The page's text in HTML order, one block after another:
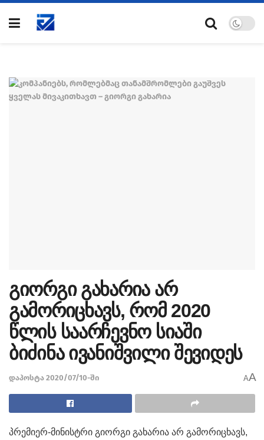
გიორგი გახარია არ
გამორიცხავს, რომ 2020
წლის საარჩევნო სიაში
ბიძინა ივანიშვილი შევიდეს
დაპოსტა 2020/07/10-ში AA
პრემიერ-მინისტრი გიორგი გახარია არ გამორიცხავს,